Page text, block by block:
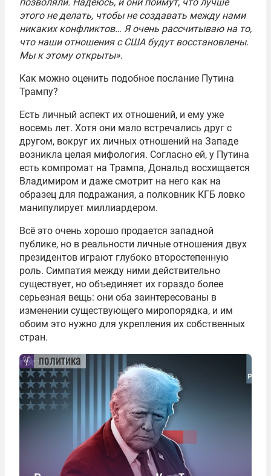
этого не делать, чтобы не создавать между нами
никаких конфликтов… Я очень рассчитываю на то,
что наши отношения с США будут восстановлены.
Мы к этому открыты».
Как можно оценить подобное послание Путина
Трампу?
Есть личный аспект их отношений, и ему уже
восемь лет. Хотя они мало встречались друг с
другом, вокруг их личных отношений на Западе
возникла целая мифология. Согласно ей, у Путина
есть компромат на Трампа, Дональд восхищается
Владимиром и даже смотрит на него как на
образец для подражания, а полковник КГБ ловко
манипулирует миллиардером.
Всё это очень хорошо продается западной
публике, но в реальности личные отношения двух
президентов играют глубоко второстепенную
роль. Симпатия между ними действительно
существует, но объединяет их гораздо более
серьезная вещь: они оба заинтересованы в
изменении существующего миропорядка, и им
обоим это нужно для укрепления их собственных
стран.
политика